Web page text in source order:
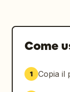
Come
1 Copia il